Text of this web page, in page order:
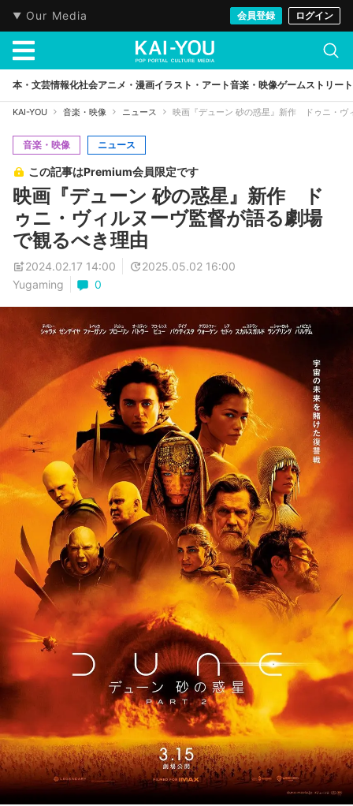
Our Media 会員登録 ログイン
本・文芸情報化社会アニメ・漫画イラスト・アート音楽・映像ゲームストリート
KAI-YOU 音楽・映像 ニュース 映画『デューン 砂の惑星』新作 ドゥニ・ヴ
音楽・映像 ニュース
この記事はPremium会員限定です
映画『デューン 砂の惑星』新作 ド
ゥニ・ヴィルヌーヴ監督が語る劇場
で観るべき理由
2024.02.17 14:00
2025.05.02 16:00
Yugaming
0